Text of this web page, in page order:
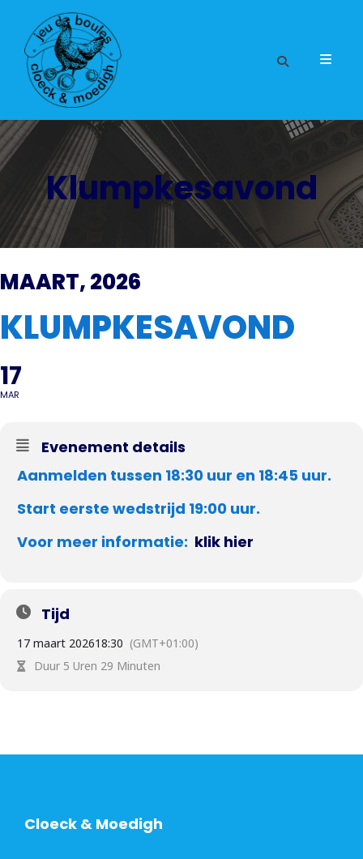
Klumpkesavond
MAART, 2026
KLUMPKESAVOND
17
MAR
Evenement details
Aanmelden tussen 18:30 uur en 18:45 uur.
Start eerste wedstrijd 19:00 uur.
Voor meer informatie: klik hier
Tijd
17 maart 202618:30 (GMT+01:00)
Duur 5 Uren 29 Minuten
Cloeck & Moedigh